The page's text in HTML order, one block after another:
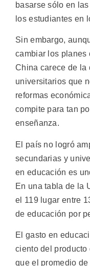
basarse sólo en
los estudiantes en
Sin embargo,
cambiar los planes
China carece de la
universitarios que
reformas
compite para tan
enseñanza.
El país no logró
secundarias y
en educación es
En una tabla de la
el 119 lugar entre
de educación por
El gasto en
ciento del producto
que el promedio